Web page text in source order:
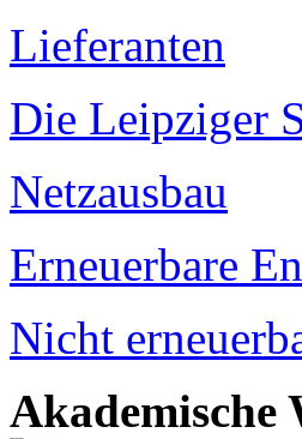
Lieferanten
Die Leipziger
Netzausbau
Erneuerbare
Nicht
Akademische